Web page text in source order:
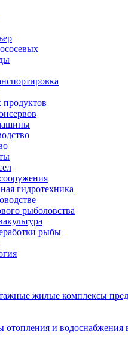
гидротехника
рыболовства
рыбы
жилые комплексы
отопления и